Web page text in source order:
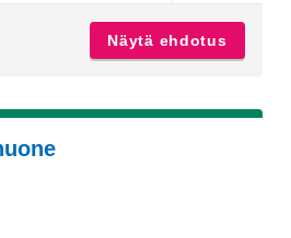
Näytä ehdotus